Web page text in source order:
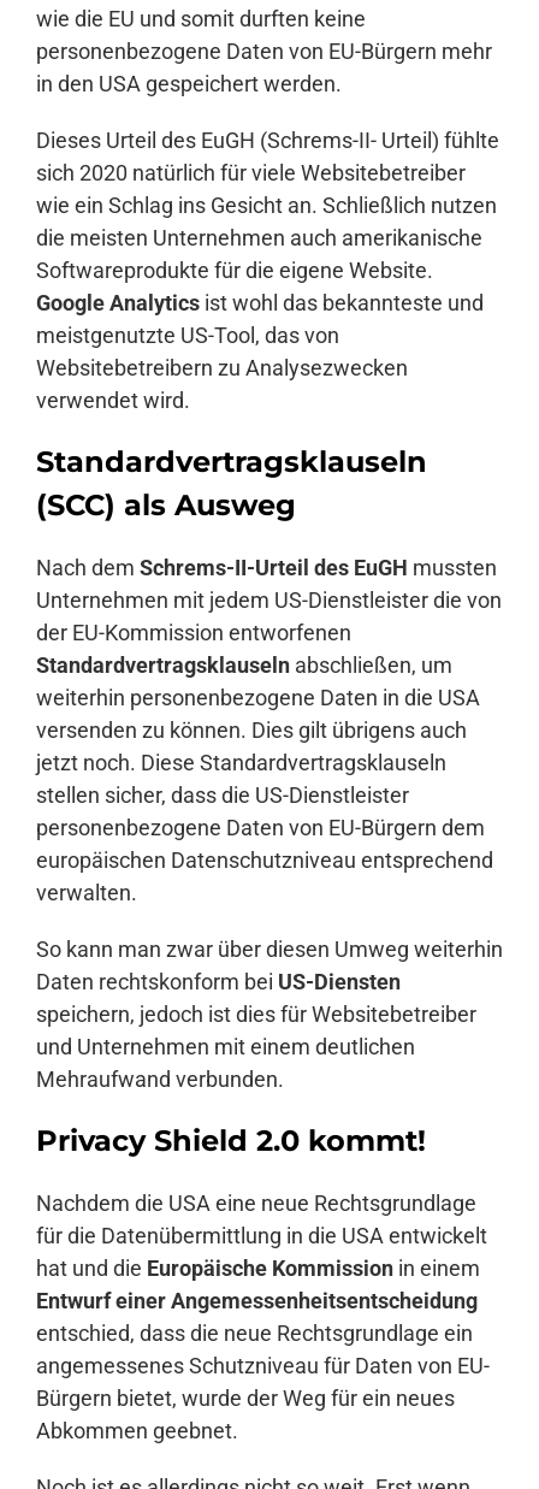
wie die EU und somit durften keine
personenbezogene Daten von EU-Bürgern mehr
in den USA gespeichert werden.
Dieses Urteil des EuGH (Schrems-II- Urteil) fühlte
sich 2020 natürlich für viele Websitebetreiber
wie ein Schlag ins Gesicht an. Schließlich nutzen
die meisten Unternehmen auch amerikanische
Softwareprodukte für die eigene Website.
Google Analytics ist wohl das bekannteste und
meistgenutzte US-Tool, das von
Websitebetreibern zu Analysezwecken
verwendet wird.
Standardvertragsklauseln
(SCC) als Ausweg
Nach dem Schrems-II-Urteil des EuGH mussten
Unternehmen mit jedem US-Dienstleister die von
der EU-Kommission entworfenen
Standardvertragsklauseln abschließen, um
weiterhin personenbezogene Daten in die USA
versenden zu können. Dies gilt übrigens auch
jetzt noch. Diese Standardvertragsklauseln
stellen sicher, dass die US-Dienstleister
personenbezogene Daten von EU-Bürgern dem
europäischen Datenschutzniveau entsprechend
verwalten.
So kann man zwar über diesen Umweg weiterhin
Daten rechtskonform bei US-Diensten
speichern, jedoch ist dies für Websitebetreiber
und Unternehmen mit einem deutlichen
Mehraufwand verbunden.
Privacy Shield 2.0 kommt!
Nachdem die USA eine neue Rechtsgrundlage
für die Datenübermittlung in die USA entwickelt
hat und die Europäische Kommission in einem
Entwurf einer Angemessenheitsentscheidung
entschied, dass die neue Rechtsgrundlage ein
angemessenes Schutzniveau für Daten von EU-
Bürgern bietet, wurde der Weg für ein neues
Abkommen geebnet.